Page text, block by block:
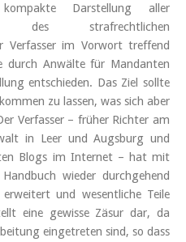
Darstellung aller
des strafrechtlichen
Verfasser im Vorwort treffend
durch Anwälte für Mandanten
entschieden. Das Ziel sollte
zu lassen, was sich aber
Verfasser – früher Richter am
in Leer und Augsburg und
Blogs im Internet – hat mit
wieder durchgehend
und wesentliche Teile
eine gewisse Zäsur dar, da
eingetreten sind, so dass